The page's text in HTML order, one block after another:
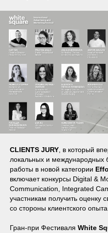
CLIENTS JURY , в который
локальных и международных
работы в новой категории
включает конкурсы Digital &
Communication, Integrated
участникам получить оценку
со стороны клиентского опыта.
Гран-при Фестиваля White